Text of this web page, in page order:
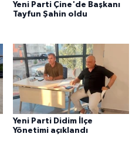
Yeni Parti Çine'de Başkanı
Tayfun Şahin oldu
Yeni Parti Didim İlçe
Yönetimi açıklandı